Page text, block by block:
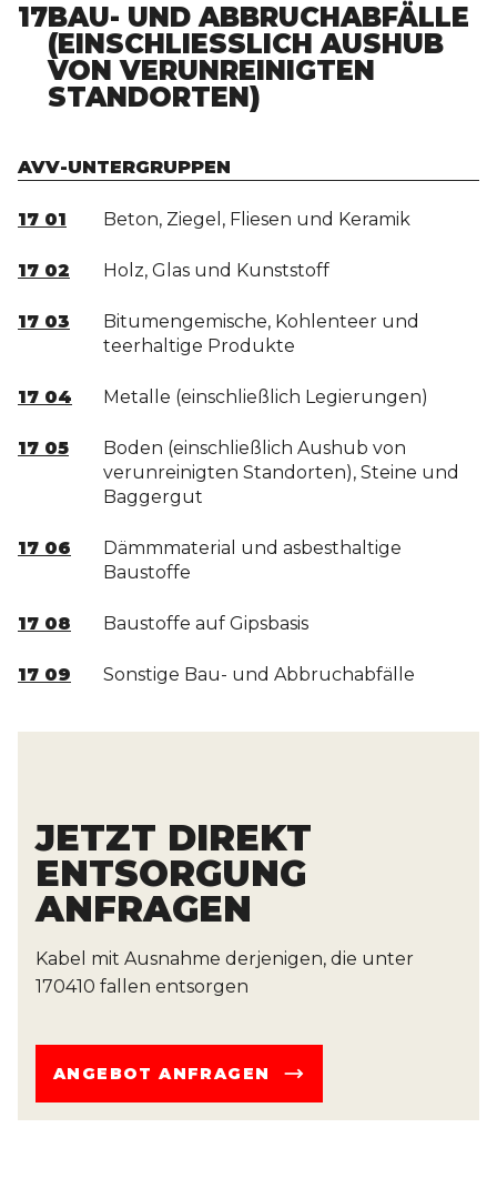
17BAU- UND ABBRUCHABFÄLLE
(EINSCHLIESSLICH AUSHUB V
ON VERUNREINIGTEN S
TANDORTEN)
AVV-UNTERGRUPPEN
17 01 Beton, Ziegel, Fliesen und Keramik
17 02 Holz, Glas und Kunststoff
17 03
Bitumengemische, Kohlenteer und
teerhaltige Produkte
17 04 Metalle (einschließlich Legierungen)
17 05
Boden (einschließlich Aushub von
verunreinigten Standorten), Steine und
Baggergut
17 06
Dämmmaterial und asbesthaltige
Baustoffe
17 08 Baustoffe auf Gipsbasis
17 09 Sonstige Bau- und Abbruchabfälle
JETZT DIREKT
ENTSORGUNG
ANFRAGEN
Kabel mit Ausnahme derjenigen, die unter
170410 fallen entsorgen
ANGEBOT ANFRAGEN